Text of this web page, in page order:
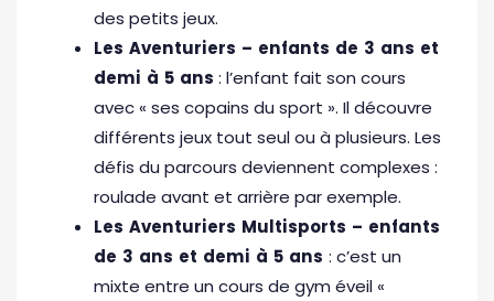
des petits jeux.
Les Aventuriers – enfants de 3 ans et
demi à 5 ans : l’enfant fait son cours
avec « ses copains du sport ». Il découvre
différents jeux tout seul ou à plusieurs. Les
défis du parcours deviennent complexes :
roulade avant et arrière par exemple.
Les Aventuriers Multisports – enfants
de 3 ans et demi à 5 ans : c’est un
mixte entre un cours de gym éveil «